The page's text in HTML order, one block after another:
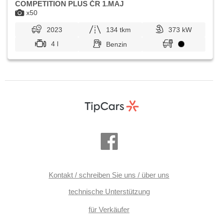
x50
COMPETITION PLUS ČR 1.MAJ
2023 134 tkm
373 kW
4 l
Benzin
Kontakt / schreiben Sie uns / über uns
technische Unterstützung
für Verkäufer